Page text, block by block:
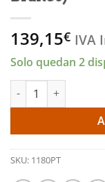
139,15€ IVA
Solo quedan 2
Pastillas traseras
SKU: 1180PT